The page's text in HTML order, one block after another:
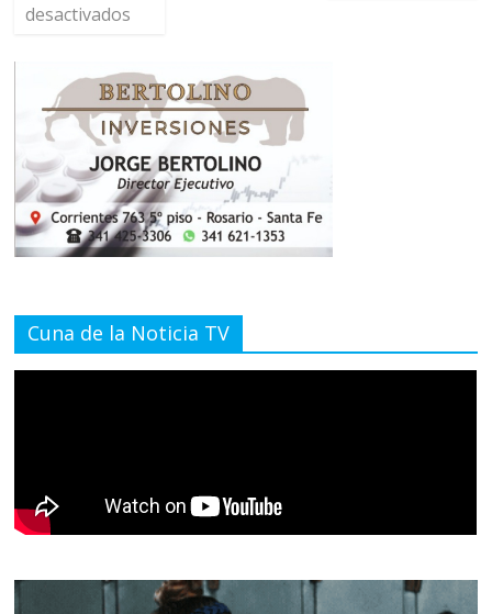
desactivados
Cuna de la Noticia TV